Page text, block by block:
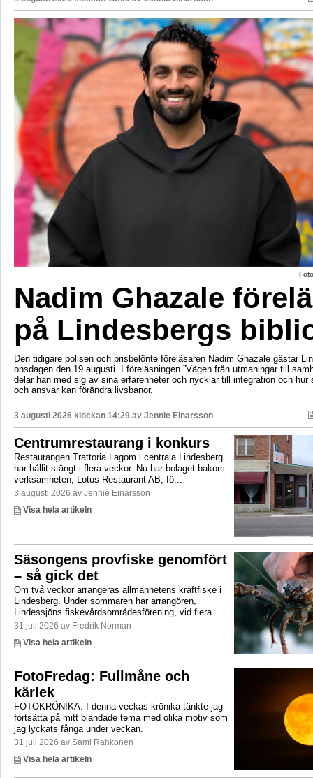
Nadim Ghazale
på Lindesbergs
Den tidigare polisen och prisbelönte föreläsaren Nadim Ghazale gästar
onsdagen den 19 augusti. I föreläsningen ”Vägen från utmaningar till
delar han med sig av sina erfarenheter och nycklar till integration och hur
och ansvar kan förändra livsbanor.
3 augusti 2026 klockan 14:29 av Jennie Einarsson
Centrumrestaurang i konkurs
Restaurangen Trattoria Lagom i centrala Lindesberg
har hållit stängt i flera veckor. Nu har bolaget bakom
verksamheten, Lotus Restaurant AB, fö...
3 augusti 2026 av Jennie Einarsson
Visa hela artikeln
Säsongens provfiske genomfört
– så gick det
Om två veckor arrangeras allmänhetens kräftfiske i
Lindesberg. Under sommaren har arrangören,
Lindessjöns fiskevårdsområdesförening, vid flera...
31 juli 2026 av Fredrik Norman
Visa hela artikeln
FotoFredag: Fullmåne och
kärlek
FOTOKRÖNIKA: I denna veckas krönika tänkte jag
fortsätta på mitt blandade tema med olika motiv som
jag lyckats fånga under veckan.
31 juli 2026 av Sami Rahkonen
Visa hela artikeln